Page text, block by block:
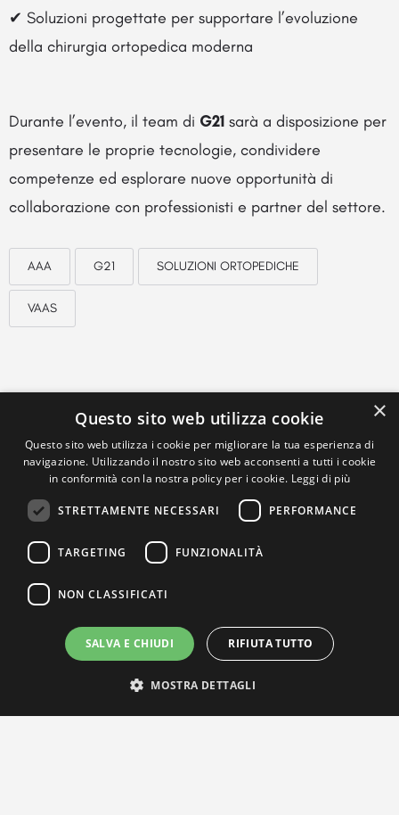
✔ Soluzioni progettate per supportare l’evoluzione
della chirurgia ortopedica moderna
Durante l’evento, il team di G21 sarà a disposizione per
presentare le proprie tecnologie, condividere
competenze ed esplorare nuove opportunità di
collaborazione con professionisti e partner del settore.
AAA G21 SOLUZIONI ORTOPEDICHE
VAAS
×
Questo sito web utilizza cookie
Questo sito web utilizza i cookie per migliorare la tua esperienza di
navigazione. Utilizzando il nostro sito web acconsenti a tutti i cookie
in conformità con la nostra policy per i cookie. Leggi di più
STRETTAMENTE NECESSARI PERFORMANCE
TARGETING FUNZIONALITÀ
NON CLASSIFICATI
SALVA E CHIUDI RIFIUTA TUTTO
MOSTRA DETTAGLI